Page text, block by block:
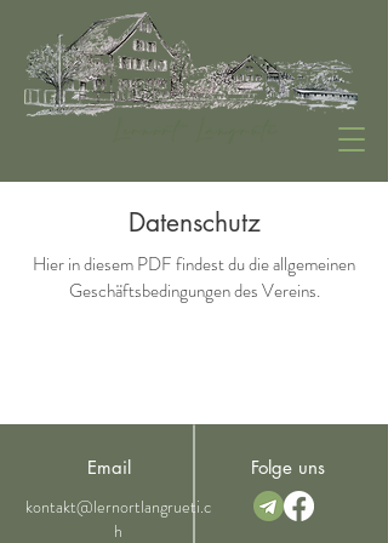
Datenschutz
Hier in diesem PDF findest du die allgemeinen
Geschäftsbedingungen des Vereins.
Email Folge uns
kontakt@lernortlangrueti.c
h